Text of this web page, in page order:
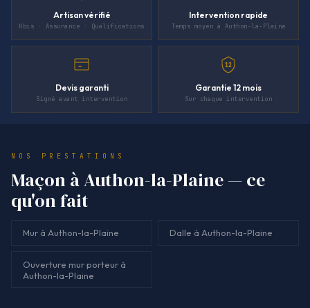
Artisan vérifié
Kbis · Assurance · Qualifications
Intervention rapide
Temps moyen à Authon-la-Plaine
Devis garanti
Signé avant intervention
12
Garantie 12 mois
Sur chaque intervention
NOS PRESTATIONS
Maçon à Authon-la-Plaine — ce
qu'on fait
Mur à Authon-la-Plaine Dalle à Authon-la-Plaine
Ouverture mur porteur à
Authon-la-Plaine